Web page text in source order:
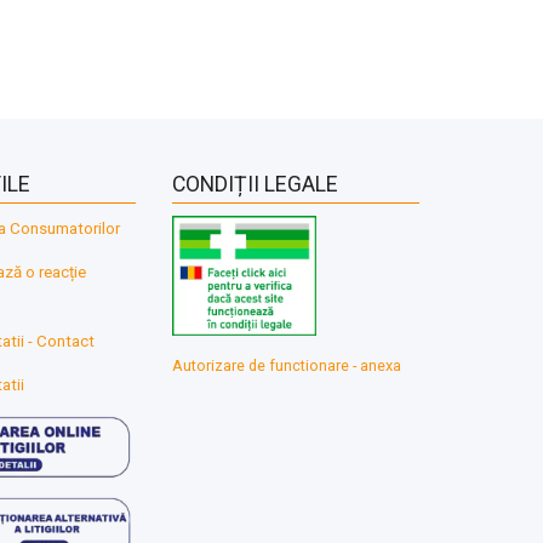
Consumatorilor
o reacție
- Contact
CONDIȚII LEGALE
Autorizare de functionare - anexa